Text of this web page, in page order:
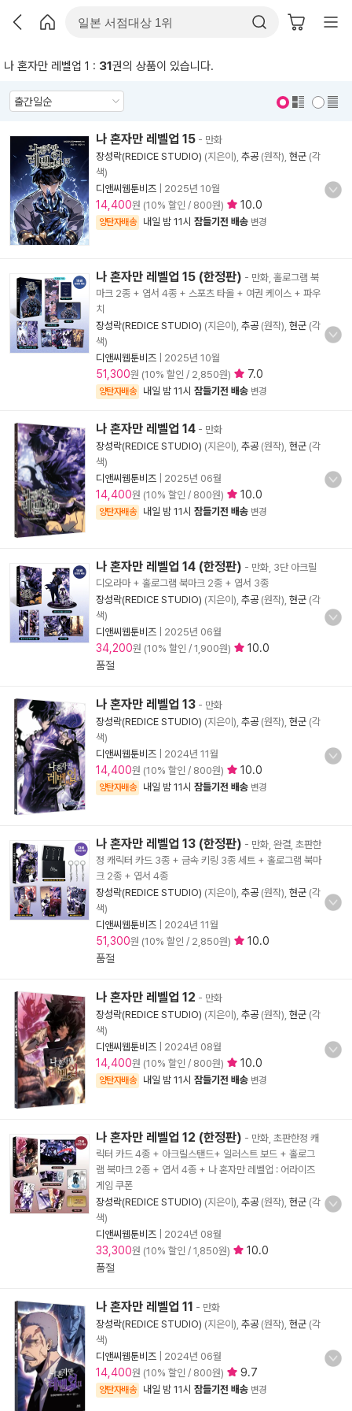
나 혼자만 레벨업 1 : 31권의 상품이 있습니다.
나 혼자만 레벨업 15 - 만화
장성락(REDICE STUDIO) (지은이), 추공 (원작), 현군 (각
색)
디앤씨웹툰비즈
2025년 10월
14,400원 (10% 할인 / 800원) 10.0
양탄자배송 내일 밤 11시 잠들기전 배송 변경
나 혼자만 레벨업 15 (한정판) - 만화, 홀로그램 북
마크 2종 + 엽서 4종 + 스포츠 타올 + 여권 케이스 + 파우
치
장성락(REDICE STUDIO) (지은이), 추공 (원작), 현군 (각
색)
디앤씨웹툰비즈
2025년 10월
51,300원 (10% 할인 / 2,850원) 7.0
양탄자배송 내일 밤 11시 잠들기전 배송 변경
나 혼자만 레벨업 14 - 만화
장성락(REDICE STUDIO) (지은이), 추공 (원작), 현군 (각
색)
디앤씨웹툰비즈
2025년 06월
14,400원 (10% 할인 / 800원) 10.0
양탄자배송 내일 밤 11시 잠들기전 배송 변경
나 혼자만 레벨업 14 (한정판) - 만화, 3단 아크릴
디오라마 + 홀로그램 북마크 2종 + 엽서 3종
장성락(REDICE STUDIO) (지은이), 추공 (원작), 현군 (각
색)
디앤씨웹툰비즈
2025년 06월
34,200원 (10% 할인 / 1,900원)
10.0
품절
나 혼자만 레벨업 13 - 만화
장성락(REDICE STUDIO) (지은이), 추공 (원작), 현군 (각
색)
디앤씨웹툰비즈
2024년 11월
14,400원 (10% 할인 / 800원) 10.0
양탄자배송 내일 밤 11시 잠들기전 배송 변경
나 혼자만 레벨업 13 (한정판) - 만화, 완결, 초판한
정 캐릭터 카드 3종 + 금속 키링 3종 세트 + 홀로그램 북마
크 2종 + 엽서 4종
장성락(REDICE STUDIO) (지은이), 추공 (원작), 현군 (각
색)
디앤씨웹툰비즈
2024년 11월
51,300원 (10% 할인 / 2,850원)
10.0
품절
나 혼자만 레벨업 12 - 만화
장성락(REDICE STUDIO) (지은이), 추공 (원작), 현군 (각
색)
디앤씨웹툰비즈
2024년 08월
14,400원 (10% 할인 / 800원) 10.0
양탄자배송 내일 밤 11시 잠들기전 배송 변경
나 혼자만 레벨업 12 (한정판) - 만화, 초판한정 캐
릭터 카드 4종 + 아크릴스탠드+ 일러스트 보드 + 홀로그
램 북마크 2종 + 엽서 4종 + 나 혼자만 레벨업 : 어라이즈
게임 쿠폰
장성락(REDICE STUDIO) (지은이), 추공 (원작), 현군 (각
색)
디앤씨웹툰비즈
2024년 08월
33,300원 (10% 할인 / 1,850원)
10.0
품절
나 혼자만 레벨업 11 - 만화
장성락(REDICE STUDIO) (지은이), 추공 (원작), 현군 (각
색)
디앤씨웹툰비즈
2024년 06월
14,400원 (10% 할인 / 800원) 9.7
양탄자배송 내일 밤 11시 잠들기전 배송 변경